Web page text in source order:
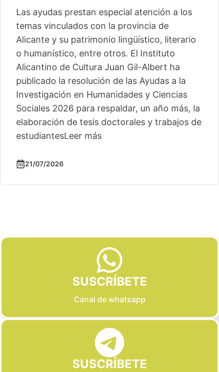
Las ayudas prestan especial atención a los
temas vinculados con la provincia de
Alicante y su patrimonio lingüístico, literario
o humanístico, entre otros. El Instituto
Alicantino de Cultura Juan Gil-Albert ha
publicado la resolución de las Ayudas a la
Investigación en Humanidades y Ciencias
Sociales 2026 para respaldar, un año más, la
elaboración de tesis doctorales y trabajos de
estudiantesLeer más
21/07/2026
SUSCRÍBETE
Canal de whatsapp
SUSCRÍBETE